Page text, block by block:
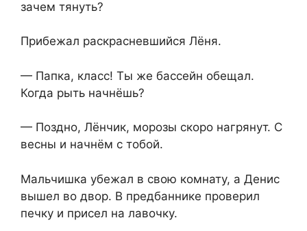
зачем тянуть?
Прибежал раскрасневшийся Лёня.
— Папка, класс! Ты же бассейн обещал.
Когда рыть начнёшь?
— Поздно, Лёнчик, морозы скоро нагрянут. С
весны и начнём с тобой.
Мальчишка убежал в свою комнату, а Денис
вышел во двор. В предбаннике проверил
печку и присел на лавочку.